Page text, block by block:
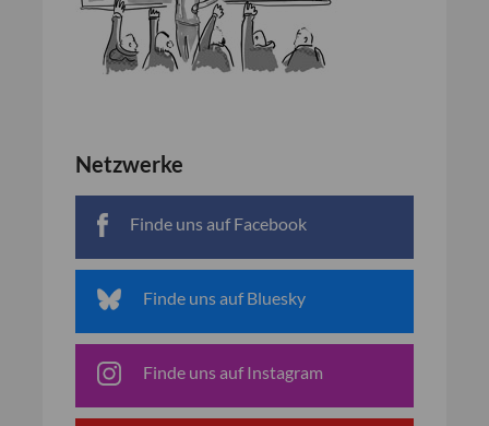
Netzwerke
Finde uns auf Facebook
Finde uns auf Bluesky
Finde uns auf Instagram